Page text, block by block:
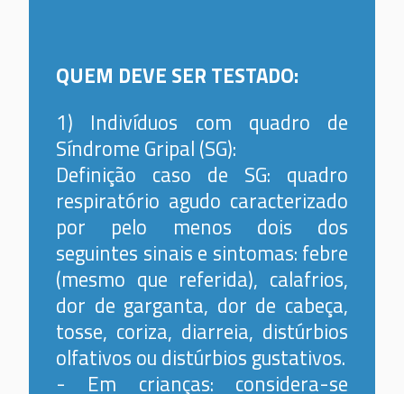
QUEM DEVE SER TESTADO:
1) Indivíduos com quadro de
Síndrome Gripal (SG):
Definição caso de SG: quadro
respiratório agudo caracterizado
por pelo menos dois dos
seguintes sinais e sintomas: febre
(mesmo que referida), calafrios,
dor de garganta, dor de cabeça,
tosse, coriza, diarreia, distúrbios
olfativos ou distúrbios gustativos.
- Em crianças: considera-se